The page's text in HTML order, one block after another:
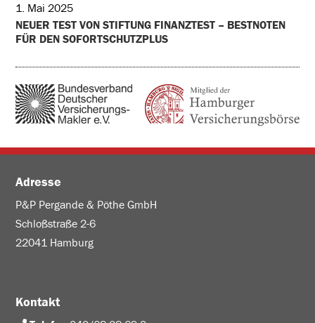
1. Mai 2025
NEUER TEST VON STIFTUNG FINANZTEST – BESTNOTEN
FÜR DEN SOFORTSCHUTZPLUS
Adresse
P&P Pergande & Pöthe GmbH
Schloßstraße 2-6
22041 Hamburg
Kontakt